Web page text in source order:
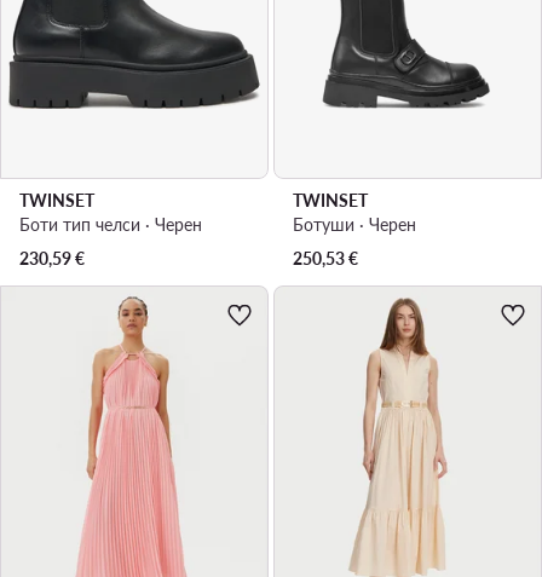
TWINSET
Боти тип челси · Черен
230,59€
TWINSET
Ботуши · Черен
250,53€